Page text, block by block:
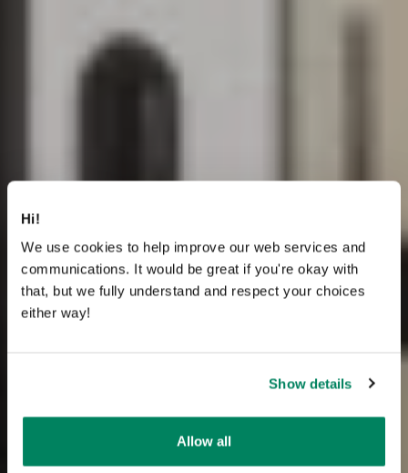
Hi!
We use cookies to help improve our web services and
communications. It would be great if you're okay with
that, but we fully understand and respect your choices
either way!
Show details
Allow all